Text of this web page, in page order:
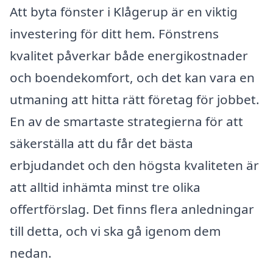
Att byta fönster i Klågerup är en viktig
investering för ditt hem. Fönstrens
kvalitet påverkar både energikostnader
och boendekomfort, och det kan vara en
utmaning att hitta rätt företag för jobbet.
En av de smartaste strategierna för att
säkerställa att du får det bästa
erbjudandet och den högsta kvaliteten är
att alltid inhämta minst tre olika
offertförslag. Det finns flera anledningar
till detta, och vi ska gå igenom dem
nedan.